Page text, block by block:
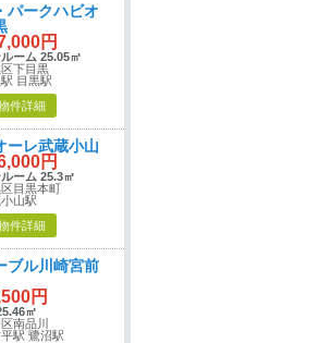
パークハビオ
円
ーム 25.05㎡
下目黒
目黒駅
件詳細
ーレ武蔵小山
円
ーム 25.3㎡
目黒本町
山駅
件詳細
ブル川崎宮前
円
㎡
南品川
駅 鷺沼駅